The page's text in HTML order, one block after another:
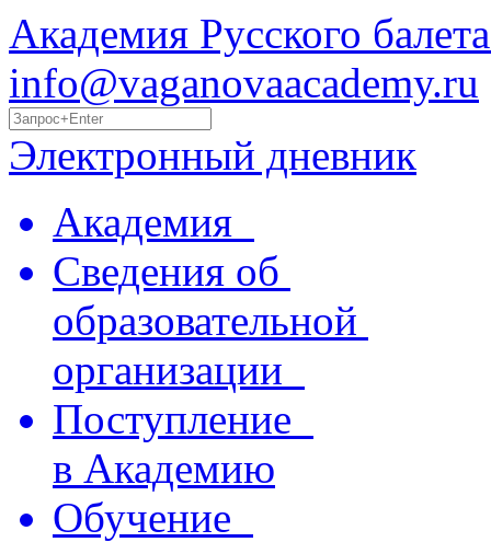
Академия Русского
info@vaganovaacademy.ru
Электронный дневник
Академия
Сведения об
образовательной
организации
Поступление
в Академию
Обучение